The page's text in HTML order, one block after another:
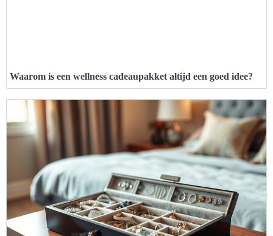
Waarom is een wellness cadeaupakket altijd een goed idee?